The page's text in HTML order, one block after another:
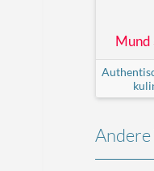
Mund
Andere